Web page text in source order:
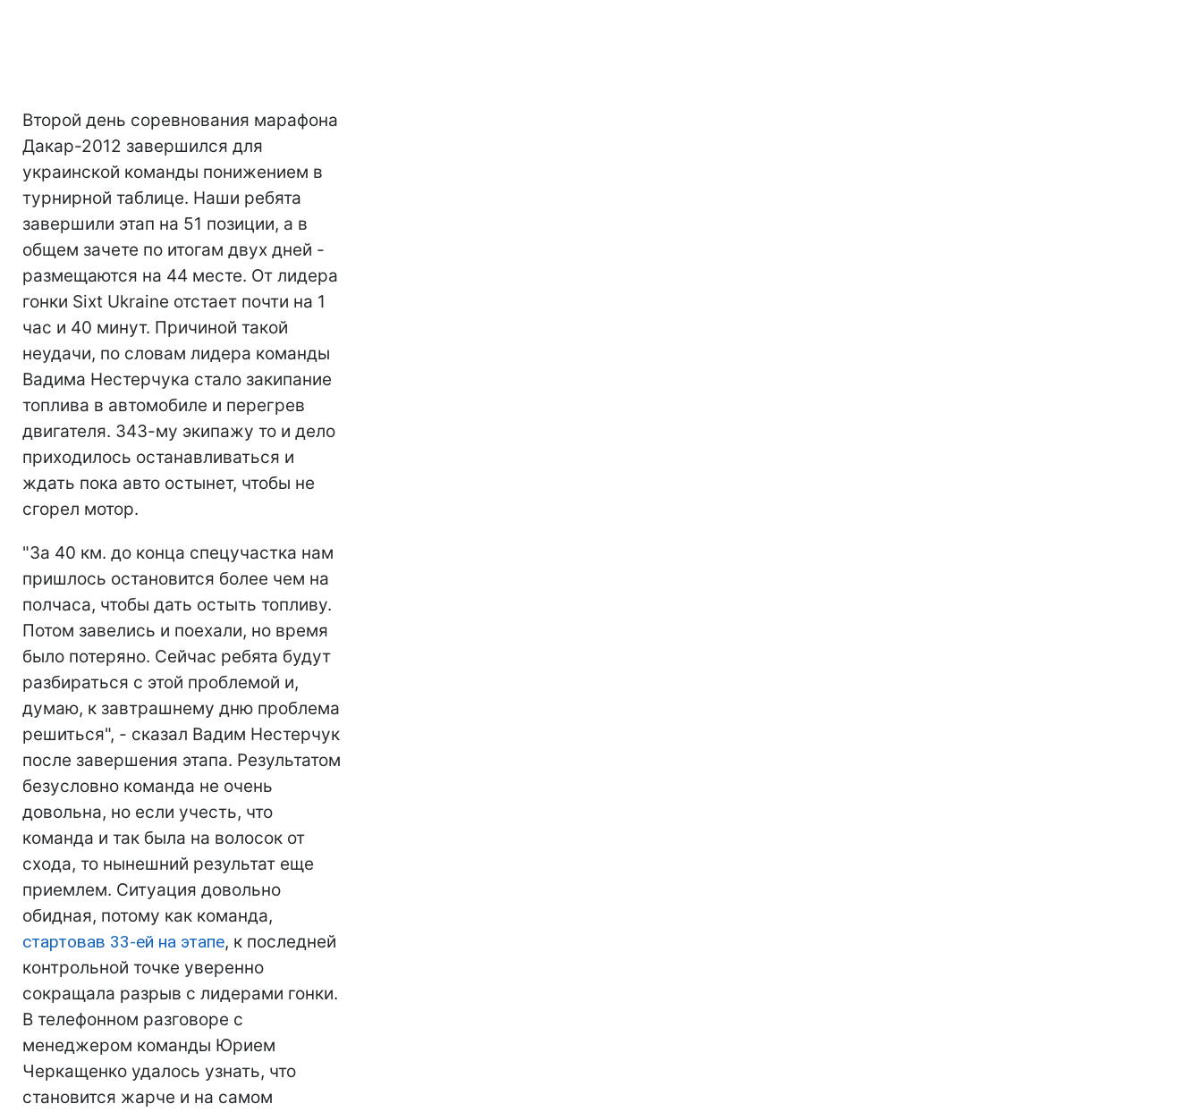
Второй день соревнования марафона
Дакар-2012 завершился для
украинской команды понижением в
турнирной таблице. Наши ребята
завершили этап на 51 позиции, а в
общем зачете по итогам двух дней -
размещаются на 44 месте. От лидера
гонки Sixt Ukraine отстает почти на 1
час и 40 минут. Причиной такой
неудачи, по словам лидера команды
Вадима Нестерчука стало закипание
топлива в автомобиле и перегрев
двигателя. 343-му экипажу то и дело
приходилось останавливаться и
ждать пока авто остынет, чтобы не
сгорел мотор.
"За 40 км. до конца спецучастка нам
пришлось остановится более чем на
полчаса, чтобы дать остыть топливу.
Потом завелись и поехали, но время
было потеряно. Сейчас ребята будут
разбираться с этой проблемой и,
думаю, к завтрашнему дню проблема
решиться", - сказал Вадим Нестерчук
после завершения этапа. Результатом
безусловно команда не очень
довольна, но если учесть, что
команда и так была на волосок от
схода, то нынешний результат еще
приемлем. Ситуация довольно
обидная, потому как команда,
стартовав 33-ей на этапе, к последней
контрольной точке уверенно
сокращала разрыв с лидерами гонки.
В телефонном разговоре с
менеджером команды Юрием
Черкащенко удалось узнать, что
становится жарче и на самом